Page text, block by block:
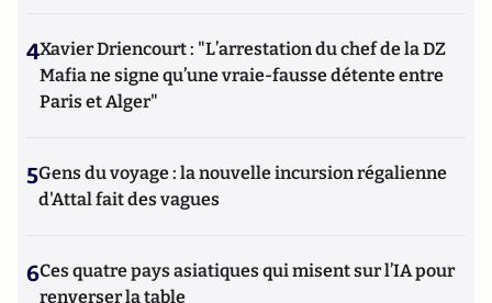
4Xavier Driencourt : "L’arrestation du chef de la DZ
Mafia ne signe qu’une vraie-fausse détente entre
Paris et Alger"
5Gens du voyage : la nouvelle incursion régalienne
d'Attal fait des vagues
6Ces quatre pays asiatiques qui misent sur l’IA pour
renverser la table